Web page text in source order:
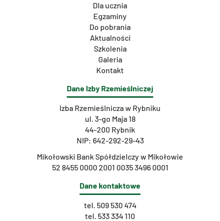
Dla ucznia
Egzaminy
Do pobrania
Aktualności
Szkolenia
Galeria
Kontakt
Dane Izby Rzemieślniczej
Izba Rzemieślnicza w Rybniku
ul. 3-go Maja 18
44-200 Rybnik
NIP: 642-292-29-43
Mikołowski Bank Spółdzielczy w Mikołowie
52 8455 0000 2001 0035 3496 0001
Dane kontaktowe
tel. 509 530 474
tel. 533 334 110